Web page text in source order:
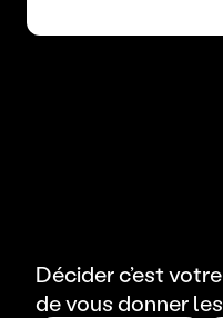
Décider c’est
de vous donner